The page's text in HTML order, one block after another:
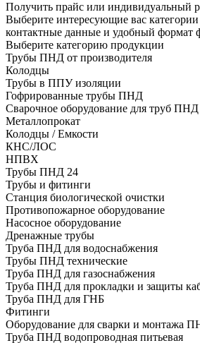
Получить прайс или индивидуальный
Выберите интересующие вас
контактные данные и удобный формат
Выберите категорию продукции
Трубы ПНД от производителя
Колодцы
Трубы в ППУ изоляции
Гофрированные трубы ПНД
Сварочное оборудование для труб ПНД
Металлопрокат
Колодцы / Емкости
КНС/ЛОС
НПВХ
Трубы ПНД 24
Трубы и фитинги
Cтанция биологической очистки
Противопожарное оборудование
Насосное оборудование
Дренажные трубы
Труба ПНД для водоснабжения
Трубы ПНД технические
Труба ПНД для газоснабжения
Труба ПНД для прокладки и защиты
Труба ПНД для ГНБ
Фитинги
Оборудование для сварки и монтажа
Труба ПНД водопроводная питьевая